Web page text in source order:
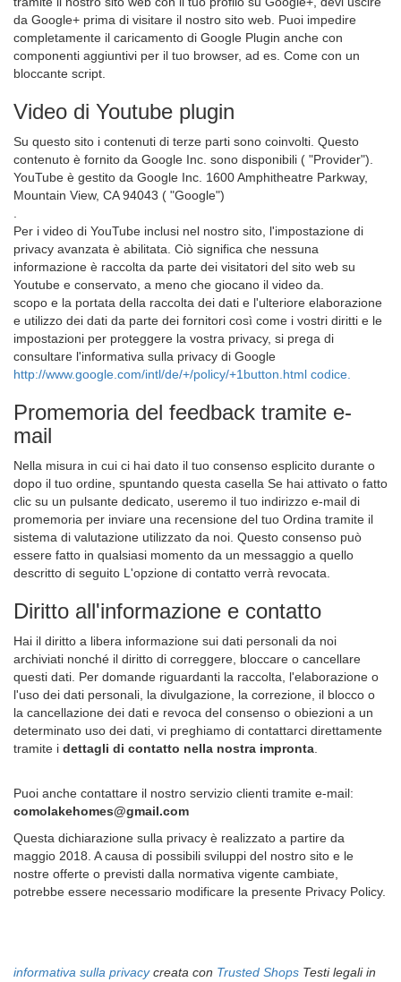
da Google+ prima di visitare il nostro sito web. Puoi impedire
completamente il caricamento di Google Plugin anche con
componenti aggiuntivi per il tuo browser, ad es. Come con un
bloccante script.
Video di Youtube plugin
Su questo sito i contenuti di terze parti sono coinvolti. Questo
contenuto è fornito da Google Inc. sono disponibili ( "Provider").
YouTube è gestito da Google Inc. 1600 Amphitheatre Parkway,
Mountain View, CA 94043 ( "Google")
Per i video di YouTube inclusi nel nostro sito, l'impostazione di
privacy avanzata è abilitata. Ciò significa che nessuna
informazione è raccolta da parte dei visitatori del sito web su
Youtube e conservato, a meno che giocano il video da.
scopo e la portata della raccolta dei dati e l'ulteriore elaborazione
e utilizzo dei dati da parte dei fornitori così come i vostri diritti e le
impostazioni per proteggere la vostra privacy, si prega di
consultare l'informativa sulla privacy di Google
http://www.google.com/intl/de/+/policy/+1button.html codice.
Promemoria del feedback tramite e-
mail
Nella misura in cui ci hai dato il tuo consenso esplicito durante o
dopo il tuo ordine, spuntando questa casella Se hai attivato o fatto
clic su un pulsante dedicato, useremo il tuo indirizzo e-mail di
promemoria per inviare una recensione del tuo Ordina tramite il
sistema di valutazione utilizzato da noi. Questo consenso può
essere fatto in qualsiasi momento da un messaggio a quello
descritto di seguito L'opzione di contatto verrà revocata.
Diritto all'informazione e contatto
Hai il diritto a libera informazione sui dati personali da noi
archiviati nonché il diritto di correggere, bloccare o cancellare
questi dati. Per domande riguardanti la raccolta, l'elaborazione o
l'uso dei dati personali, la divulgazione, la correzione, il blocco o
la cancellazione dei dati e revoca del consenso o obiezioni a un
determinato uso dei dati, vi preghiamo di contattarci direttamente
tramite i dettagli di contatto nella nostra impronta
Puoi anche contattare il nostro servizio clienti tramite e-mail:
comolakehomes@gmail.com
Questa dichiarazione sulla privacy è realizzato a partire da
maggio 2018. A causa di possibili sviluppi del nostro sito e le
nostre offerte o previsti dalla normativa vigente cambiate,
potrebbe essere necessario modificare la presente Privacy Policy.
informativa sulla privacycreata con Trusted Shops Testi legali in